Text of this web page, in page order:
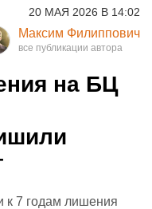
20 МАЯ 2026 В 14:02
Максим Филиппович
на БЦ
к 7 годам лишения